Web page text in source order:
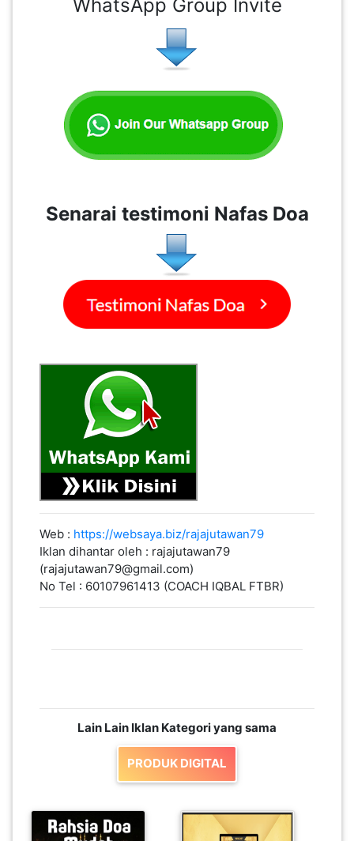
WhatsApp Group Invite
Senarai testimoni Nafas Doa
Web : https://websaya.biz/rajajutawan79
Iklan dihantar oleh : rajajutawan79
(rajajutawan79@gmail.com)
No Tel : 60107961413 (COACH IQBAL FTBR)
Lain Lain Iklan Kategori yang sama
PRODUK DIGITAL
LUMPUR(16)
LABUAN(2)
INDONESIA(1)
SINGAPORE(0)
BRUNEI(0)